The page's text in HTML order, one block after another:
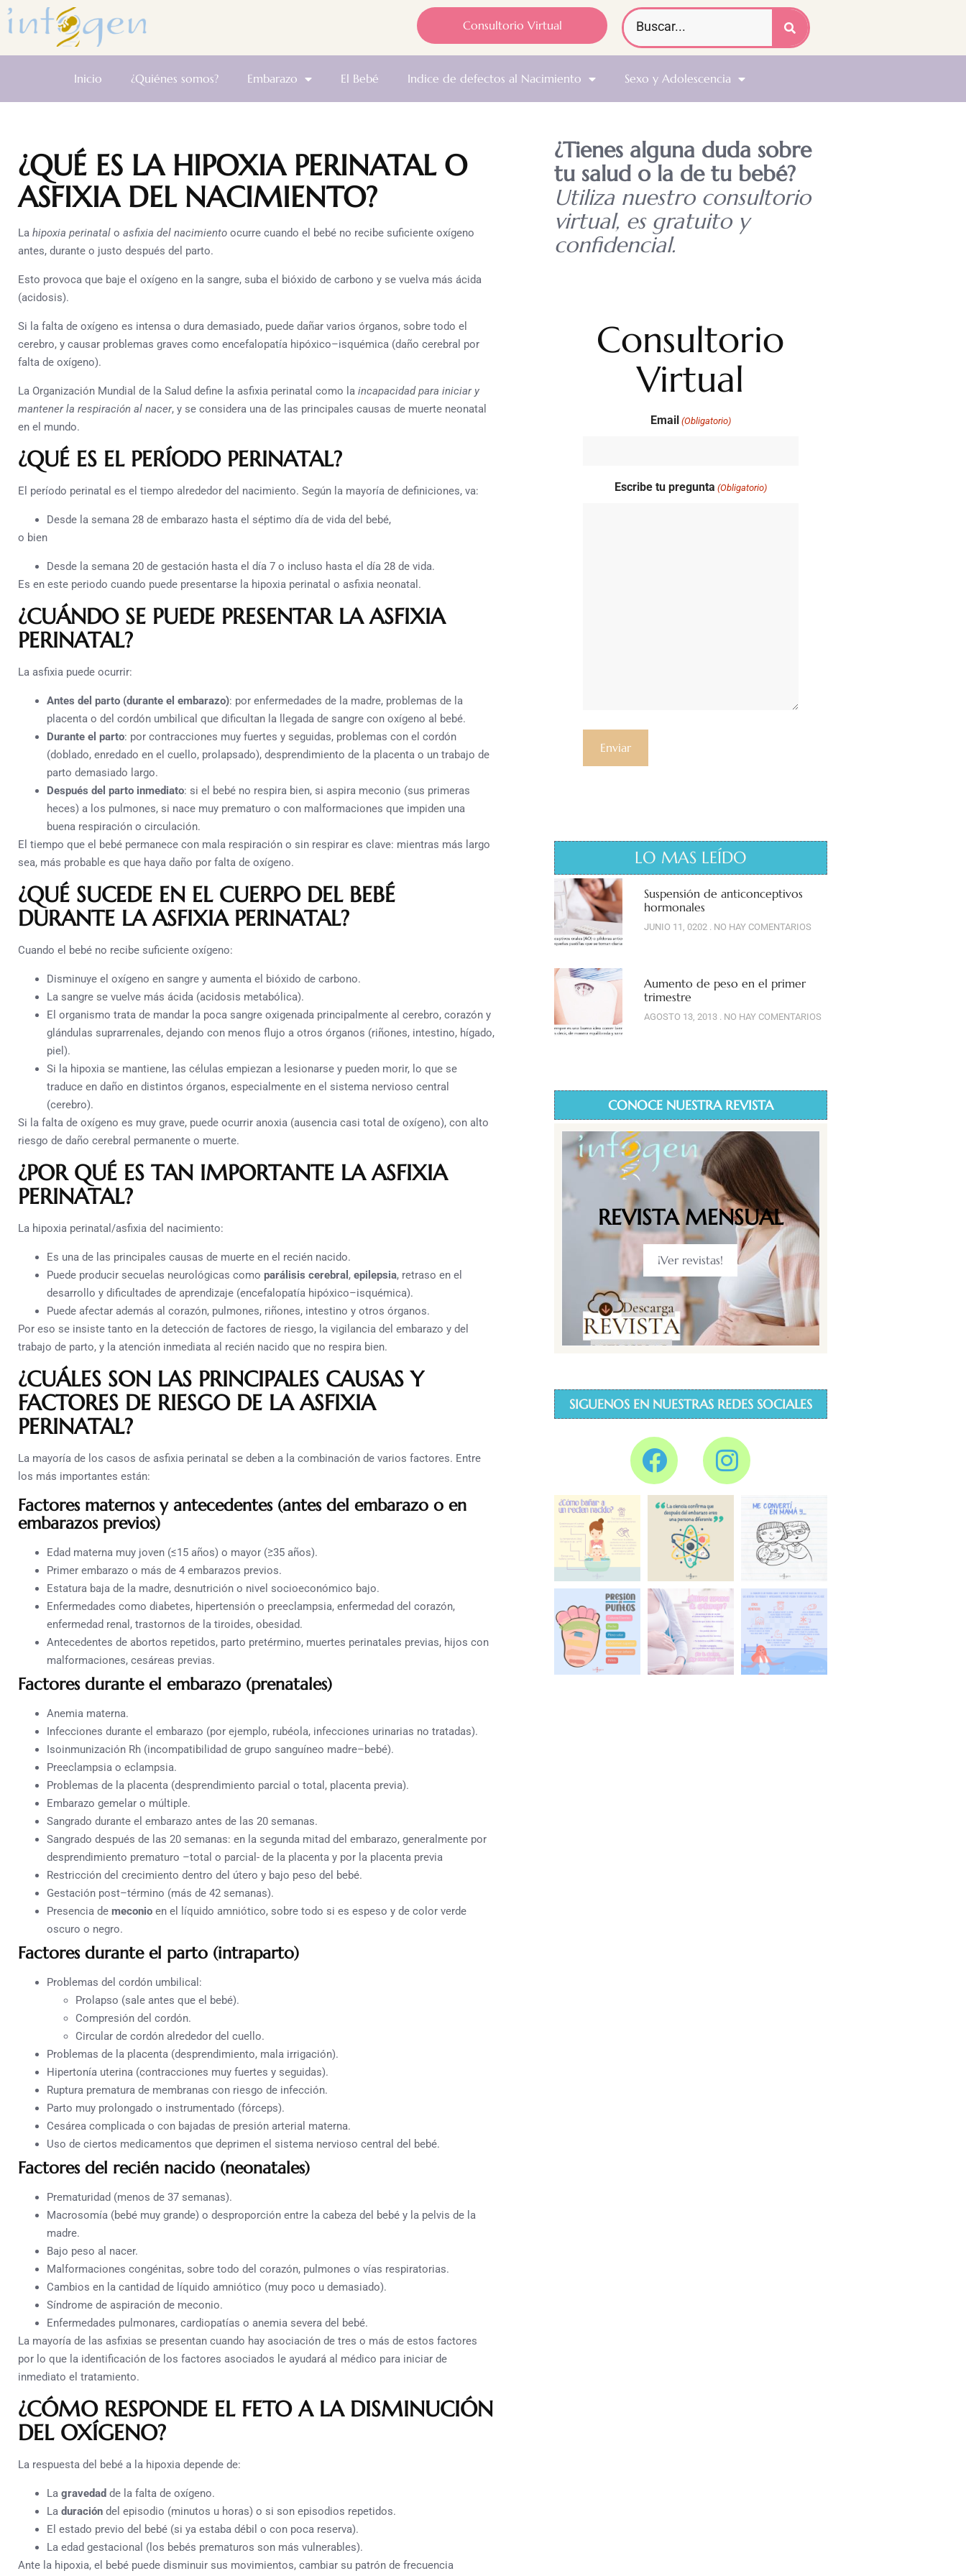
Consultorio Virtual
Inicio ¿Quiénes somos? Embarazo El Bebé Indice de defectos al Nacimiento Sexo y Adolescencia
¿QUÉ ES LA HIPOXIA PERINATAL O
ASFIXIA DEL NACIMIENTO?
La hipoxia perinatal o asfixia del nacimiento ocurre cuando el bebé no recibe suficiente oxígeno
antes, durante o justo después del parto.
Esto provoca que baje el oxígeno en la sangre, suba el bióxido de carbono y se vuelva más ácida
(acidosis).
Si la falta de oxígeno es intensa o dura demasiado, puede dañar varios órganos, sobre todo el
cerebro, y causar problemas graves como encefalopatía hipóxico–isquémica (daño cerebral por
falta de oxígeno).
La Organización Mundial de la Salud define la asfixia perinatal como la incapacidad para iniciar y
mantener la respiración al nacer, y se considera una de las principales causas de muerte neonatal
en el mundo.
¿QUÉ ES EL PERÍODO PERINATAL?
El período perinatal es el tiempo alrededor del nacimiento. Según la mayoría de definiciones, va:
Desde la semana 28 de embarazo hasta el séptimo día de vida del bebé,
o bien
Desde la semana 20 de gestación hasta el día 7 o incluso hasta el día 28 de vida.
Es en este periodo cuando puede presentarse la hipoxia perinatal o asfixia neonatal.
¿CUÁNDO SE PUEDE PRESENTAR LA ASFIXIA
PERINATAL?
La asfixia puede ocurrir:
Antes del parto (durante el embarazo): por enfermedades de la madre, problemas de la
placenta o del cordón umbilical que dificultan la llegada de sangre con oxígeno al bebé.
Durante el parto: por contracciones muy fuertes y seguidas, problemas con el cordón
(doblado, enredado en el cuello, prolapsado), desprendimiento de la placenta o un trabajo de
parto demasiado largo.
Después del parto inmediato: si el bebé no respira bien, si aspira meconio (sus primeras
heces) a los pulmones, si nace muy prematuro o con malformaciones que impiden una
buena respiración o circulación.
El tiempo que el bebé permanece con mala respiración o sin respirar es clave: mientras más largo
sea, más probable es que haya daño por falta de oxígeno.
¿QUÉ SUCEDE EN EL CUERPO DEL BEBÉ
DURANTE LA ASFIXIA PERINATAL?
Cuando el bebé no recibe suficiente oxígeno:
Disminuye el oxígeno en sangre y aumenta el bióxido de carbono.
La sangre se vuelve más ácida (acidosis metabólica).
El organismo trata de mandar la poca sangre oxigenada principalmente al cerebro, corazón y
glándulas suprarrenales, dejando con menos flujo a otros órganos (riñones, intestino, hígado,
piel).
Si la hipoxia se mantiene, las células empiezan a lesionarse y pueden morir, lo que se
traduce en daño en distintos órganos, especialmente en el sistema nervioso central
(cerebro).
Si la falta de oxígeno es muy grave, puede ocurrir anoxia (ausencia casi total de oxígeno), con alto
riesgo de daño cerebral permanente o muerte.
¿POR QUÉ ES TAN IMPORTANTE LA ASFIXIA
PERINATAL?
La hipoxia perinatal/asfixia del nacimiento:
Es una de las principales causas de muerte en el recién nacido.
Puede producir secuelas neurológicas como parálisis cerebral , epilepsia, retraso en el
desarrollo y dificultades de aprendizaje (encefalopatía hipóxico–isquémica).
Puede afectar además al corazón, pulmones, riñones, intestino y otros órganos.
Por eso se insiste tanto en la detección de factores de riesgo, la vigilancia del embarazo y del
trabajo de parto, y la atención inmediata al recién nacido que no respira bien.
¿CUÁLES SON LAS PRINCIPALES CAUSAS Y
FACTORES DE RIESGO DE LA ASFIXIA
PERINATAL?
La mayoría de los casos de asfixia perinatal se deben a la combinación de varios factores. Entre
los más importantes están:
Factores maternos y antecedentes (antes del embarazo o en
embarazos previos)
Edad materna muy joven (≤15 años) o mayor (≥35 años).
Primer embarazo o más de 4 embarazos previos.
Estatura baja de la madre, desnutrición o nivel socioeconómico bajo.
Enfermedades como diabetes, hipertensión o preeclampsia, enfermedad del corazón,
enfermedad renal, trastornos de la tiroides, obesidad.
Antecedentes de abortos repetidos, parto pretérmino, muertes perinatales previas, hijos con
malformaciones, cesáreas previas.
Factores durante el embarazo (prenatales)
Anemia materna.
Infecciones durante el embarazo (por ejemplo, rubéola, infecciones urinarias no tratadas).
Isoinmunización Rh (incompatibilidad de grupo sanguíneo madre–bebé).
Preeclampsia o eclampsia.
Problemas de la placenta (desprendimiento parcial o total, placenta previa).
Embarazo gemelar o múltiple.
Sangrado durante el embarazo antes de las 20 semanas.
Sangrado después de las 20 semanas: en la segunda mitad del embarazo, generalmente por
desprendimiento prematuro –total o parcial- de la placenta y por la placenta previa
Restricción del crecimiento dentro del útero y bajo peso del bebé.
Gestación post–término (más de 42 semanas).
Presencia de meconio en el líquido amniótico, sobre todo si es espeso y de color verde
oscuro o negro.
Factores durante el parto (intraparto)
Problemas del cordón umbilical:
Prolapso (sale antes que el bebé).
Compresión del cordón.
Circular de cordón alrededor del cuello.
Problemas de la placenta (desprendimiento, mala irrigación).
Hipertonía uterina (contracciones muy fuertes y seguidas).
Ruptura prematura de membranas con riesgo de infección.
Parto muy prolongado o instrumentado (fórceps).
Cesárea complicada o con bajadas de presión arterial materna.
Uso de ciertos medicamentos que deprimen el sistema nervioso central del bebé.
Factores del recién nacido (neonatales)
Prematuridad (menos de 37 semanas).
Macrosomía (bebé muy grande) o desproporción entre la cabeza del bebé y la pelvis de la
madre.
Bajo peso al nacer.
Malformaciones congénitas, sobre todo del corazón, pulmones o vías respiratorias.
Cambios en la cantidad de líquido amniótico (muy poco u demasiado).
Síndrome de aspiración de meconio.
Enfermedades pulmonares, cardiopatías o anemia severa del bebé.
La mayoría de las asfixias se presentan cuando hay asociación de tres o más de estos factores
por lo que la identificación de los factores asociados le ayudará al médico para iniciar de
inmediato el tratamiento.
¿CÓMO RESPONDE EL FETO A LA DISMINUCIÓN
DEL OXÍGENO?
La respuesta del bebé a la hipoxia depende de:
La gravedad de la falta de oxígeno.
La duración del episodio (minutos u horas) o si son episodios repetidos.
El estado previo del bebé (si ya estaba débil o con poca reserva).
La edad gestacional (los bebés prematuros son más vulnerables).
Ante la hipoxia, el bebé puede disminuir sus movimientos, cambiar su patrón de frecuencia
¿Tienes alguna duda sobre
tu salud o la de tu bebé?
Utiliza nuestro consultorio
virtual, es gratuito y
confidencial.
Consultorio
Virtual
Email (Obligatorio)
Escribe tu pregunta (Obligatorio)
LO MAS LEÍDO
Suspensión de anticonceptivos
hormonales
JUNIO 11, 0202 NO HAY COMENTARIOS
Aumento de peso en el primer
trimestre
AGOSTO 13, 2013 NO HAY COMENTARIOS
CONOCE NUESTRA REVISTA
REVISTA MENSUAL
¡Ver revistas!
SIGUENOS EN NUESTRAS REDES SOCIALES